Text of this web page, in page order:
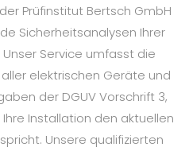
Prüfinstitut Bertsch GmbH
Sicherheitsanalysen Ihrer
Service umfasst die
elektrischen Geräte und
der DGUV Vorschrift 3,
Installation den aktuellen
Unsere qualifizierten